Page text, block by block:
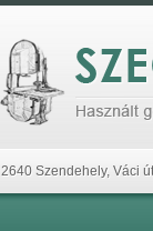
2640 Szendehely, Váci